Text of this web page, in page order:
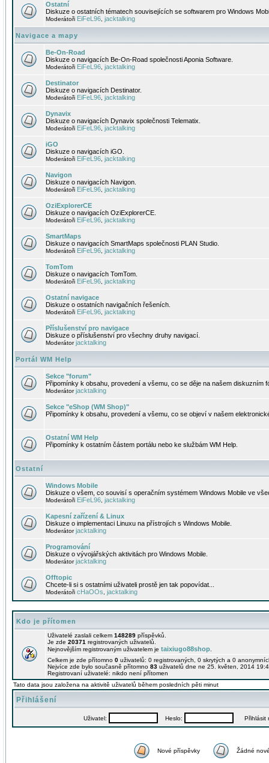
Ostatní
Diskuze o ostatních tématech souvisejících se softwarem pro Windows
Moderátoři EiFeL96 jacktalking
Navigace a mapy
Be-On-Road
Diskuze o navigacích Be-On-Road společnosti Aponia Software.
Moderátoři EiFeL96 jacktalking
Destinator
Diskuze o navigacích Destinator.
Moderátoři EiFeL96 jacktalking
Dynavix
Diskuze o navigacích Dynavix společnosti Telematix.
Moderátoři EiFeL96 jacktalking
iGO
Diskuze o navigacích iGO.
Moderátoři EiFeL96 jacktalking
Navigon
Diskuze o navigacích Navigon.
Moderátoři EiFeL96 jacktalking
OziExplorerCE
Diskuze o navigacích OziExplorerCE.
Moderátoři EiFeL96 jacktalking
SmartMaps
Diskuze o navigacích SmartMaps společnosti PLAN Studio.
Moderátoři EiFeL96 jacktalking
TomTom
Diskuze o navigacích TomTom.
Moderátoři EiFeL96 jacktalking
Ostatní navigace
Diskuze o ostatních navigačních řešeních.
Moderátoři EiFeL96 jacktalking
Příslušenství pro navigace
Diskuze o příslušenství pro všechny druhy navigací.
Moderátorjacktalking
Portál WM Help
Sekce "forum"
Připomínky k obsahu, provedení a všemu, co se děje na našem diskuzním
Moderátorjacktalking
Sekce "eShop (WM Shop)"
Připomínky k obsahu, provedení a všemu, co se objeví v našem
Ostatní WM Help
Připomínky k ostatním částem portálu nebo ke službám WM Help.
Ostatní
Windows Mobile
Diskuze o všem, co souvisí s operačním systémem Windows Mobile ve
Moderátoři EiFeL96 jacktalking
Kapesní zařízení & Linux
Diskuze o implementaci Linuxu na přístrojích s Windows Mobile.
Moderátorjacktalking
Programování
Diskuze o vývojářských aktivitách pro Windows Mobile.
Moderátorjacktalking
Offtopic
Chcete-li si s ostatními uživateli prostě jen tak popovídat...
Moderátoři cHaOOs jacktalking
Kdo je přítomen
Uživatelé zaslali celkem 148289 příspěvků.
Je zde 20371 registrovaných uživatelů.
Nejnovějším registrovaným uživatelem je taixiugo88shop
Celkem je zde přítomno 0 uživatelů: 0 registrovaných, 0 skrytých a 0
Nejvíce zde bylo současně přítomno 83 uživatelů dne ne 25. květen, 2014
Registrovaní uživatelé: nikdo není přítomen
Tato data jsou založena na aktivitě uživatelů během posledních pěti minut
Přihlášení
Uživatel: Heslo: Přihlásit
Nové příspěvky Žádné